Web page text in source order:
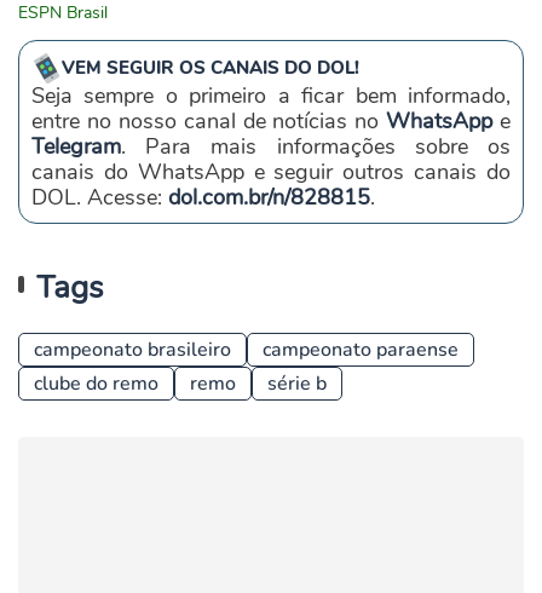
ESPN Brasil
VEM SEGUIR OS CANAIS DO DOL!
Seja sempre o primeiro a ficar bem informado,
entre no nosso canal de notícias noWhatsAppe
Telegram. Para mais informações sobre os
canais do WhatsApp e seguir outros canais do
DOL. Acesse: dol.com.br/n/828815.
Tags
campeonato brasileiro
campeonato paraense
clube do remo
remo série b